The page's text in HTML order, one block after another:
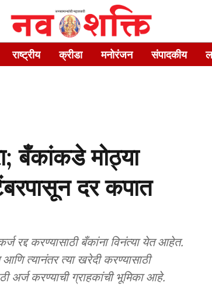
राष्ट्रीय क्रीडा मनोरंजन संपादकीय
बँकांकडे मोठ्या
दर कपात
रद्द करण्यासाठी बँकांना विनंत्या येत आहेत.
आणि त्यानंतर त्या खरेदी करण्यासाठी
अर्ज करण्याची ग्राहकांची भूमिका आहे.